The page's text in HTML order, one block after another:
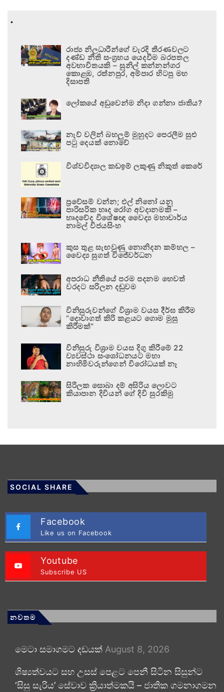
.
රාජ්‍ය නිලධාරීන්ගේ වැරදි තීරණවලට
දණ්ඩ නීති සංග්‍රහය යෙදවීම බරපතල
අවභාවිතයකි – සුනිල් කන්නන්ගර
කොළඹ, රත්නපුර, අම්පාර හිටපු මහ
දිසාපති
ලෝකයේ අඩුවෙන්ම නිදා ගන්නා ජාතිය?
නැව් වලින් බහලුම් මුහුදට පෙරලීම සුළු
පටු දෙයක් නොවේ
විශ්වවිද්‍යාල කඩඉම් ලකුණු නිකුත් කෙරේ
ප්‍රවේසම් වන්න; එල් නිනෝ යනු
පාරිසරික හෘද රෝග අවදානමකි –
හෘදවේද විශේෂඥ වෛද්‍ය මහාචාර්ය
නාමල් විජයසිංහ
කුස තුළ සැඟවුණු නොනිදන කම්හල –
වෛද්‍ය සුගත් විජේවර්ධන
අපරාධ නීතියේ පරම පදනම හෙවත්
වරදට සරිලන දඬුවම
විනිසුරුවන්ගේ විශ්‍රාම වයස දීර්ඝ කිරීම
“දොවාගත් කිරි කළයට ගොම මුසු
කිරීමක්”
විනිසුරු විශ්‍රාම වයස දිගු කිරීමේ 22
ව්‍යවස්ථා සංශෝධනයට මහා
නාහිමිවරුන්ගෙන් විරෝධයක් නෑ
සිරිලක සොබා දම් අසිරිය ලොවට
කියාපාන දිවියන් ගේ දිවි සුරකිමු
SOCIAL SHARE
Facebook
Like us on Facebook
Youtube
Subscribe US
නවතම
මෙටා සමාගමට දඩයක් August 8, 2026
ශිෂ්‍යත්වයට සහ උසස් පෙළට පෙනී සිටින සිසුන්ට
‘සිසු සැරිය’ සේවාව ක්‍රියාත්මකයි – ජාතික ගමනාගමන